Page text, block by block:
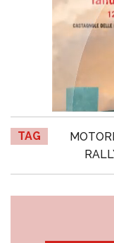
TAG MOTORI